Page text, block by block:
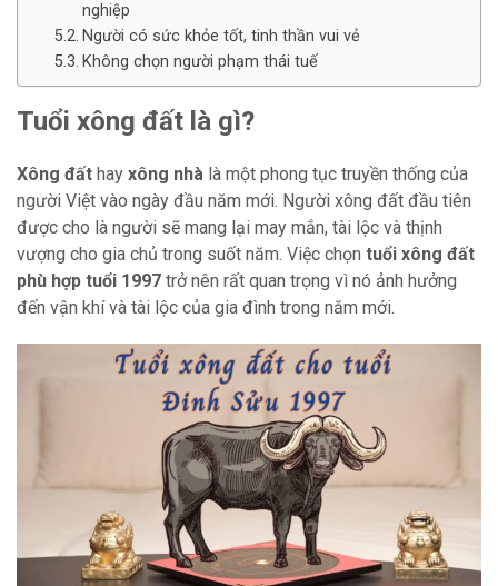
nghiệp
Người có sức khỏe tốt, tinh thần vui vẻ
Không chọn người phạm thái tuế
Tuổi xông đất là gì?
Xông đất hay xông nhà là một phong tục truyền thống của
người Việt vào ngày đầu năm mới. Người xông đất đầu tiên
được cho là người sẽ mang lại may mắn, tài lộc và thịnh
vượng cho gia chủ trong suốt năm. Việc chọn tuổi xông đất
phù hợp tuổi 1997 trở nên rất quan trọng vì nó ảnh hưởng
đến vận khí và tài lộc của gia đình trong năm mới.